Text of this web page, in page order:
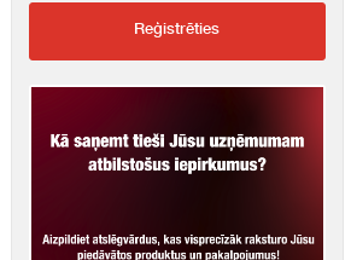
Reģistrēties